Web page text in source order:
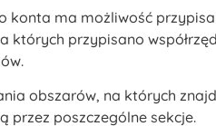
konta ma możliwość
których przypisano
obszarów, na których
przez poszczególne sekcje.